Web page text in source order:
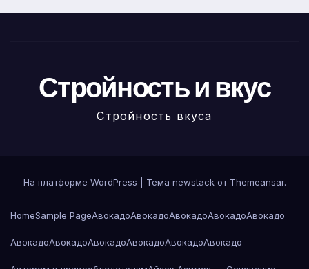
Стройность и вкус
Стройность вкуса
На платформе WordPress Тема newstack от Themeansar.
HomeSample PageАвокадоАвокадоАвокадоАвокадоАвокадо
АвокадоАвокадоАвокадоАвокадоАвокадоАвокадо